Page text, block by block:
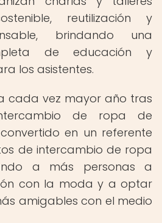
reutilización y
brindando una
de educación y
los asistentes.
cada vez mayor año tras
de ropa de
en un referente
de intercambio de ropa
a más personas a
con la moda y a optar
amigables con el medio